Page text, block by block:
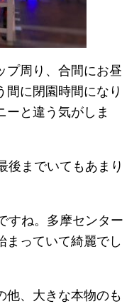
プ周り、合間にお昼
間に閉園時間になり
ーと違う気がしま
後までいてもあまり
すね。多摩センター
まっていて綺麗でし
他、大きな本物のも